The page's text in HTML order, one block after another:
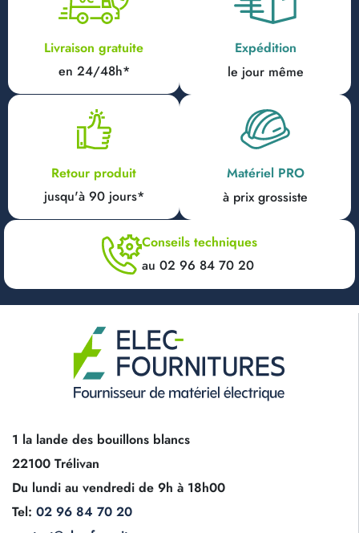
Livraison gratuite
en 24/48h*
Expédition
le jour même
Retour produit
jusqu'à 90 jours*
Matériel PRO
à prix grossiste
Conseils techniques
au 02 96 84 70 20
1 la lande des bouillons blancs
22100 Trélivan
Du lundi au vendredi de 9h à 18h00
Tel: 02 96 84 70 20